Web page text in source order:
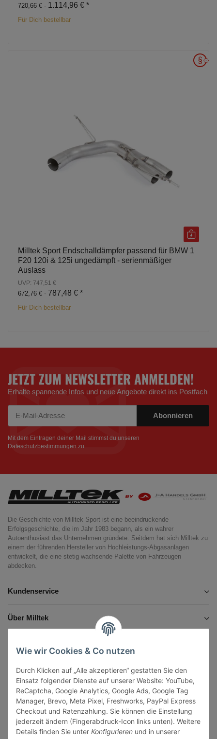
Wie wir Cookies & Co nutzen
Durch Klicken auf „Alle akzeptieren“ gestatten Sie den
Einsatz folgender Dienste auf unserer Website: YouTube,
ReCaptcha, Google Analytics, Google Ads, Google Tag
Manager, Brevo, Meta Pixel, Freshworks, PayPal Express
Checkout und Ratenzahlung. Sie können die Einstellung
jederzeit ändern (Fingerabdruck-Icon links unten). Weitere
Details finden Sie unter Konfigurieren und in unserer
720,66 € - 1.114,96 € *
Für Dich bestellbar
Milltek Sport Endschalldämpfer passend für BMW 1
F20 120i & 125i ungedämpft - serienmäßiger
Auslass
UVP: 747,51 €
672,76 € - 787,48 € *
Für Dich bestellbar
JETZT ZUM NEWSLETTER ANMELDEN!
Erhalte spannende Infos und neue Angebote direkt ins Postfach
Abonnieren
Mit dem Eintragen deiner Mail stimmst du unseren
Dateschutzbestimmungen zu.
Die Geschichte von Milltek Sport ist eine beeindruckende
Erfolgsgeschichte, die im Jahr 1983 begann, als ein wahrer
Autoenthusiast das Unternehmen gründete. Seitdem hat sich Milltek zu
einem der führenden Hersteller von Hochleistungs-Abgasanlagen
entwickelt, die eine stetig wachsende Palette von Fahrzeugen
abdecken.
Kundenservice
Über Milltek
Gesetzliche Informationen
Vertrag widerrufen